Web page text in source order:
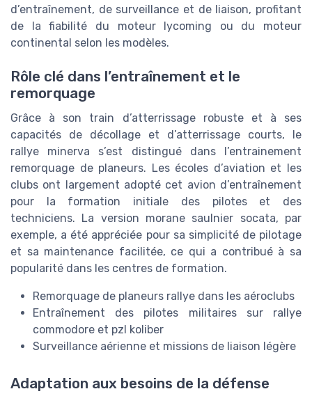
d’entraînement, de surveillance et de liaison, profitant
de la fiabilité du moteur lycoming ou du moteur
continental selon les modèles.
Rôle clé dans l’entraînement et le
remorquage
Grâce à son train d’atterrissage robuste et à ses
capacités de décollage et d’atterrissage courts, le
rallye minerva s’est distingué dans l’entrainement
remorquage de planeurs. Les écoles d’aviation et les
clubs ont largement adopté cet avion d’entraînement
pour la formation initiale des pilotes et des
techniciens. La version morane saulnier socata, par
exemple, a été appréciée pour sa simplicité de pilotage
et sa maintenance facilitée, ce qui a contribué à sa
popularité dans les centres de formation.
Remorquage de planeurs rallye dans les aéroclubs
Entraînement des pilotes militaires sur rallye
commodore et pzl koliber
Surveillance aérienne et missions de liaison légère
Adaptation aux besoins de la défense